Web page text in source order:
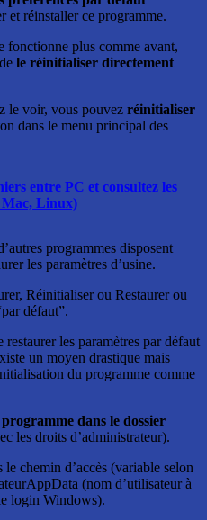
et réinstaller ce programme.
fonctionne plus comme avant,
le réinitialiser directement
le voir, vous pouvez réinitialiser
dans le menu principal des
entre PC et consultez les
Mac, Linux)
programmes disposent
les paramètres d’usine.
Réinitialiser ou Restaurer ou
défaut”.
les paramètres par défaut
un moyen drastique mais
du programme comme
dans le dossier
les droits d’administrateur).
chemin d’accès (variable selon
(nom d’utilisateur à
login Windows).